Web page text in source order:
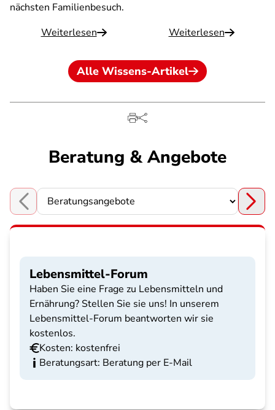
nächsten Familienbesuch.
Weiterlesen
Weiterlesen
Alle Wissens-Artikel
Beratung & Angebote
Choose a section
Lebensmittel-Forum
Haben Sie eine Frage zu Lebensmitteln und
Ernährung? Stellen Sie sie uns! In unserem
Lebensmittel-Forum beantworten wir sie
kostenlos.
Kosten: kostenfrei
Beratungsart: Beratung per E-Mail